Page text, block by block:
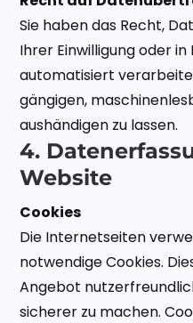
Sie haben das Recht,
Ihrer Einwilligung oder
automatisiert
gängigen,
aushändigen zu lassen.
4.
Website
Cookies
Die Internetseiten
notwendige Cookies.
Angebot
sicherer zu machen.